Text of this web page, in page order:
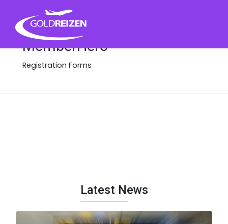
inhoud
MemberHero
Registration Forms
Latest News